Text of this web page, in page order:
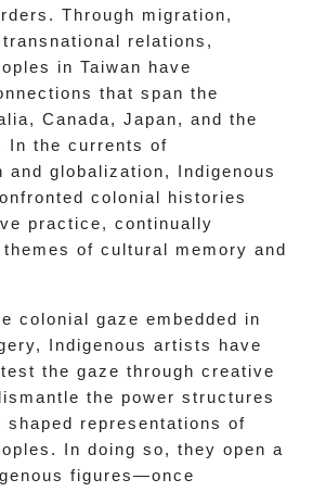
Through migration,
relations,
in Taiwan have
that span the
Canada, Japan, and the
In the currents of
and globalization, Indigenous
colonial histories
practice, continually
of cultural memory and
colonial gaze embedded in
Indigenous artists have
the gaze through creative
the power structures
shaped representations of
In doing so, they open a
figures—once